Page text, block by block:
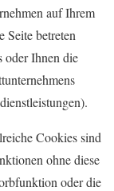
auf Ihrem
Seite betreten
oder Ihnen die
Cookies sind
ohne diese
oder die